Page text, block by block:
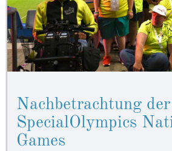
Nachbetrachtung der
SpecialOlympics
Games